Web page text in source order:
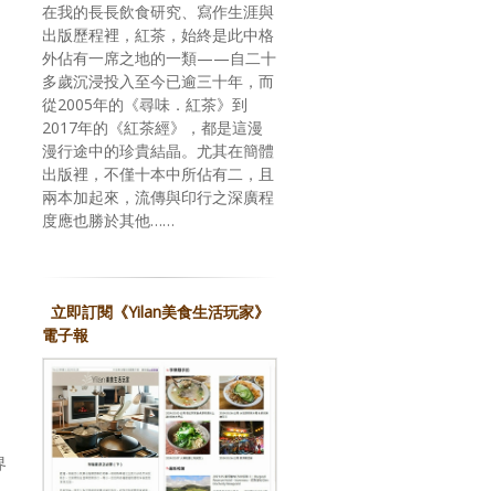
在我的長長飲食研究、寫作生涯與
出版歷程裡，紅茶，始終是此中格
外佔有一席之地的一類——自二十
多歲沉浸投入至今已逾三十年，而
從2005年的《尋味．紅茶》到
2017年的《紅茶經》，都是這漫
漫行途中的珍貴結晶。尤其在簡體
出版裡，不僅十本中所佔有二，且
兩本加起來，流傳與印行之深廣程
度應也勝於其他……
立即訂閱《Yilan美食生活玩家》
電子報